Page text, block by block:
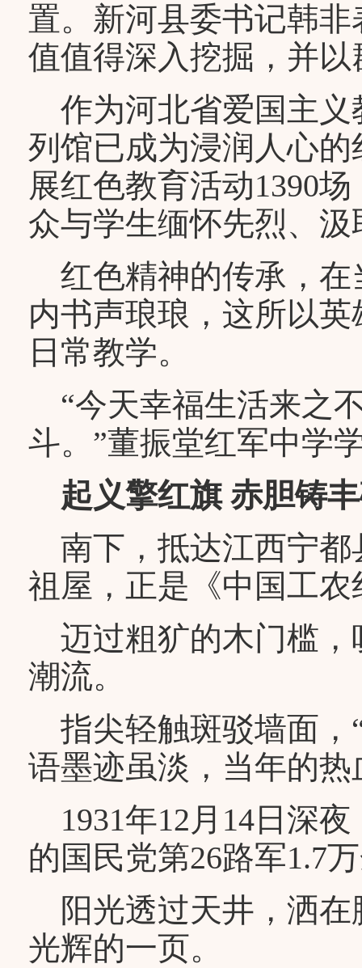
置。新河县委书记韩
值值得深入挖掘，并
作为河北省爱国主义
列馆已成为浸润人心
展红色教育活动1390
众与学生缅怀先烈、
红色精神的传承，在
内书声琅琅，这所以
日常教学。
“今天幸福生活来之
斗。”董振堂红军中学
起义擎红旗 赤胆铸
南下，抵达江西宁都
祖屋，正是《中国工
迈过粗犷的木门槛，
潮流。
指尖轻触斑驳墙面，
语墨迹虽淡，当年的
1931年12月14日深
的国民党第26路军1.7
阳光透过天井，洒在
光辉的一页。